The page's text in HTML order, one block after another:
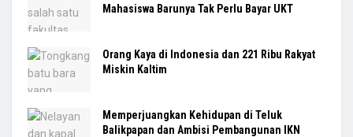
Mahasiswa Barunya Tak Perlu Bayar UKT
Orang Kaya di Indonesia dan 221 Ribu Rakyat
Miskin Kaltim
Memperjuangkan Kehidupan di Teluk
Balikpapan dan Ambisi Pembangunan IKN